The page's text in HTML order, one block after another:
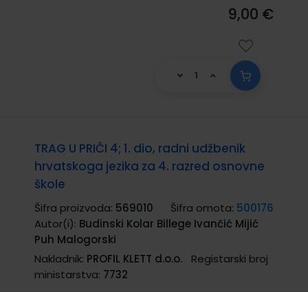
9,00 €
TRAG U PRIČI 4; 1. dio, radni udžbenik
hrvatskoga jezika za 4. razred osnovne
škole
Šifra proizvoda: 569010 Šifra omota: 500176
Autor(i): Budinski Kolar Billege Ivančić Mijić
Puh Malogorski
Nakladnik: PROFIL KLETT d.o.o.
Registarski broj
ministarstva: 7732